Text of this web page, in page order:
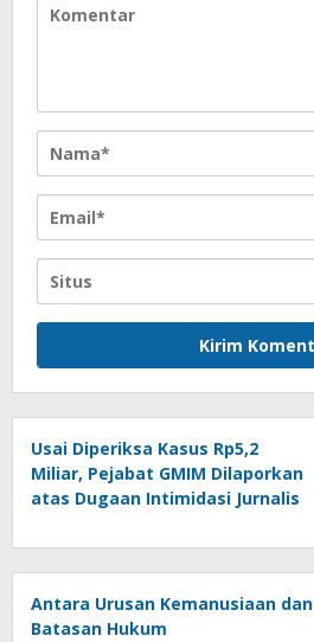
Usai Diperiksa Kasus Rp5,2
Miliar, Pejabat GMIM Dilaporkan
atas Dugaan Intimidasi Jurnalis
Antara Urusan Kemanusiaan dan
Batasan Hukum